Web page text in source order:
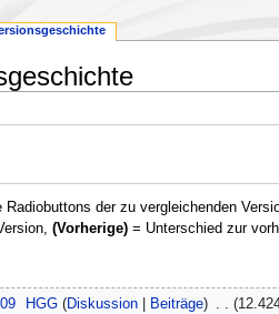
der zu vergleichenden
(Vorherige)= Unterschied zur
‎ HGG Diskussion Beiträge